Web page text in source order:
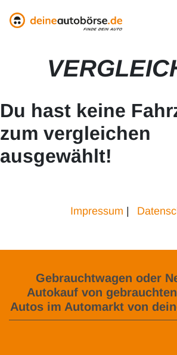
Du hast keine
zum vergleichen
ausgewählt!
Impressum
Gebrauchtwagen oder
Autokauf von
Autos im Automarkt von